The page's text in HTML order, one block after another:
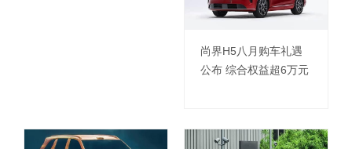
尚界H5八月购车礼遇
公布 综合权益超6万元